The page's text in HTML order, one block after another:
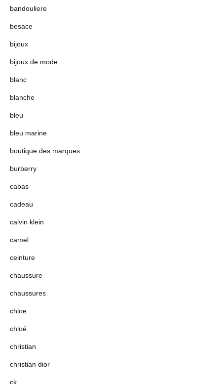
bandouliere
besace
bijoux
bijoux de mode
blanc
blanche
bleu
bleu marine
boutique des marques
burberry
cabas
cadeau
calvin klein
camel
ceinture
chaussure
chaussures
chloe
chloé
christian
christian dior
ck